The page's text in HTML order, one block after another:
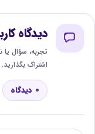
دیدگاه
تجربه، سؤال یا
اشتراک بگذارید.
0 دیدگاه